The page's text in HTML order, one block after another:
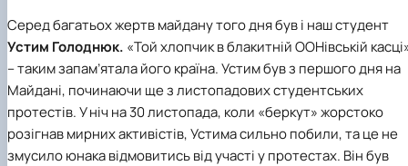
Nemishaieve Professional College
Nizhyn Agrotechnical Institute
Nizhyn Professional College
Prybrezhne Agrarian College
Rivne Professional College
Zalishchyky Professional College named after
Ye. Khraplivyi
Серед багатьох жертв майдану того дня був і наш студент
Устим Голоднюк. «Той хлопчик в блакитній ООНівській
– таким запам’ятала його країна. Устим був з першого дня на
Майдані, починаючи ще з листопадових студентських
протестів. У ніч на 30 листопада, коли «беркут» жорстоко
розігнав мирних активістів, Устима сильно побили, та це не
змусило юнака відмовитись від участі у протестах. Він був